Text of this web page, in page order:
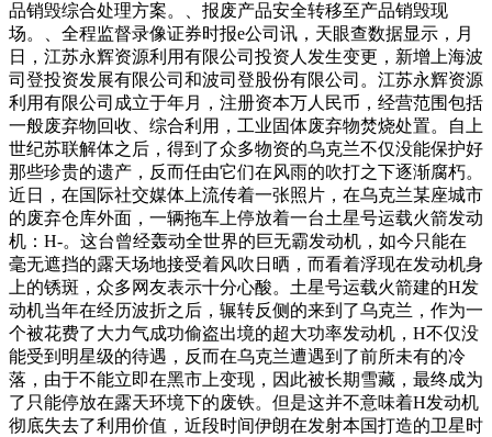
品销毁综合处理方案。、报废产品安全转移至产品销毁现
场。、全程监督录像证券时报e公司讯，天眼查数据显示，月
日，江苏永辉资源利用有限公司投资人发生变更，新增上海波
司登投资发展有限公司和波司登股份有限公司。江苏永辉资源
利用有限公司成立于年月，注册资本万人民币，经营范围包括
一般废弃物回收、综合利用，工业固体废弃物焚烧处置。自上
世纪苏联解体之后，得到了众多物资的乌克兰不仅没能保护好
那些珍贵的遗产，反而任由它们在风雨的吹打之下逐渐腐朽。
近日，在国际社交媒体上流传着一张照片，在乌克兰某座城市
的废弃仓库外面，一辆拖车上停放着一台土星号运载火箭发动
机：H-。这台曾经轰动全世界的巨无霸发动机，如今只能在
毫无遮挡的露天场地接受着风吹日晒，而看着浮现在发动机身
上的锈斑，众多网友表示十分心酸。土星号运载火箭建的H发
动机当年在经历波折之后，辗转反侧的来到了乌克兰，作为一
个被花费了大力气成功偷盗出境的超大功率发动机，H不仅没
能受到明星级的待遇，反而在乌克兰遭遇到了前所未有的冷
落，由于不能立即在黑市上变现，因此被长期雪藏，最终成为
了只能停放在露天环境下的废铁。但是这并不意味着H发动机
彻底失去了利用价值，近段时间伊朗在发射本国打造的卫星时